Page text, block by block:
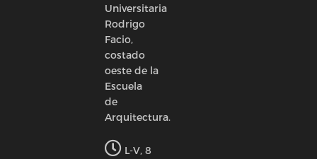
Universitaria
Rodrigo
Facio,
costado
oeste de la
Escuela
de
Arquitectura.
L-V, 8